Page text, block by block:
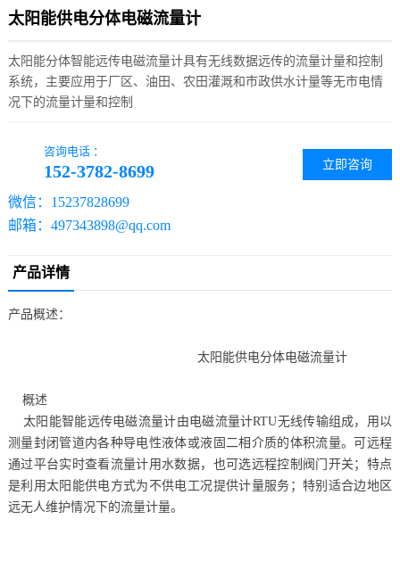
太阳能供电分体电磁流量计
太阳能分体智能远传电磁流量计具有无线数据远传的流量计量和控制
系统，主要应用于厂区、油田、农田灌溉和市政供水计量等无市电情
况下的流量计量和控制
立即咨询
咨询电话 ：
152-3782-8699
微信：15237828699
邮箱：497343898@qq.com
产品详情
产品概述：
太阳能供电分体电磁流量计
概述
太阳能智能远传电磁流量计由电磁流量计RTU无线传输组成，用以
测量封闭管道内各种导电性液体或液固二相介质的体积流量。可远程
通过平台实时查看流量计用水数据，也可选远程控制阀门开关；特点
是利用太阳能供电方式为不供电工况提供计量服务；特别适合边地区
远无人维护情况下的流量计量。